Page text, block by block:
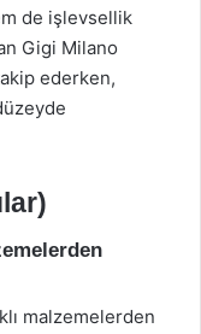
de işlevsellik
Gigi Milano
ederken,
malzemelerden